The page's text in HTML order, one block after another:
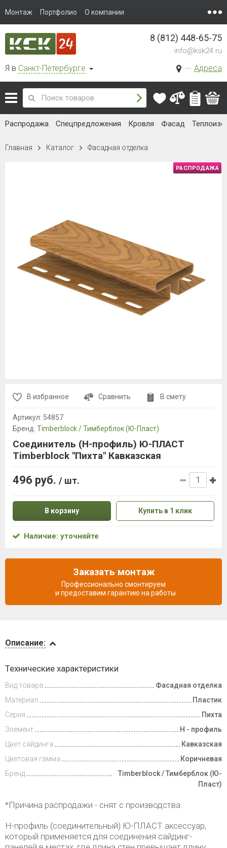
Монтаж Портфолио О компании
Я в Санкт-Петербурге Адреса
8 (812) 448-65-75
info@ksk24.ru
Распродажа Спецпредложения Кровля Фасад
Главная Каталог Фасадная отделка
и оплата
Описание:
Технические характеристики
Вид товара
Фасадная отделка
Материал
Пластик
Серия
Пихта
Элемент
Н - профиль
Цвет сайдинга
Кавказская
Цветовая гамма
Коричневая
Бренд
Timberblock / Тимберблок (Ю-
Пласт)
*Причина распродажи - снят с производства.
H-профиль (соединительный) Ю-ПЛАСТ аксессуар,
который применяется для соединения сайдинг-
РАСПРОДАЖА
В избранное Сравнить В смету
Артикул: 54857
Бренд: Timberblock / Тимберблок (Ю-Пласт)
Соединитель (H-профиль) Ю-ПЛАСТ
Timberblock "Пихта" Кавказская
496 руб. / шт.
В корзину Купить в 1 клик
Наличие: уточняйте
Заказать монтаж
Профессионально смонтируем
и предоставим гарантию на работы